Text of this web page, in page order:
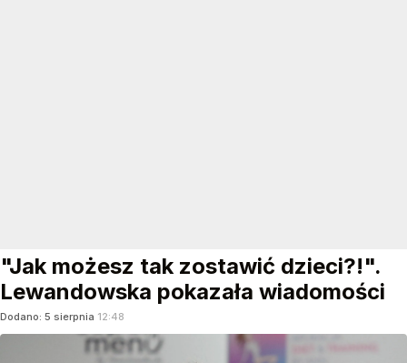
"Jak możesz tak zostawić dzieci?!".
Lewandowska pokazała wiadomości
Dodano: 5 sierpnia 12:48